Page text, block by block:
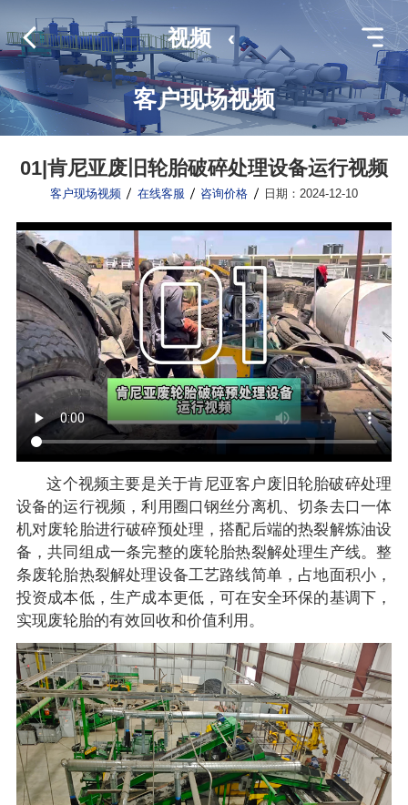
客户现场视频
视频 ‹
01|肯尼亚废旧轮胎破碎处理设备运行视频
客户现场视频 在线客服 咨询价格 日期：2024-12-10
这个视频主要是关于肯尼亚客户废旧轮胎破碎处理
设备的运行视频，利用圈口钢丝分离机、切条去口一体
机对废轮胎进行破碎预处理，搭配后端的热裂解炼油设
备，共同组成一条完整的废轮胎热裂解处理生产线。整
条废轮胎热裂解处理设备工艺路线简单，占地面积小，
投资成本低，生产成本更低，可在安全环保的基调下，
实现废轮胎的有效回收和价值利用。